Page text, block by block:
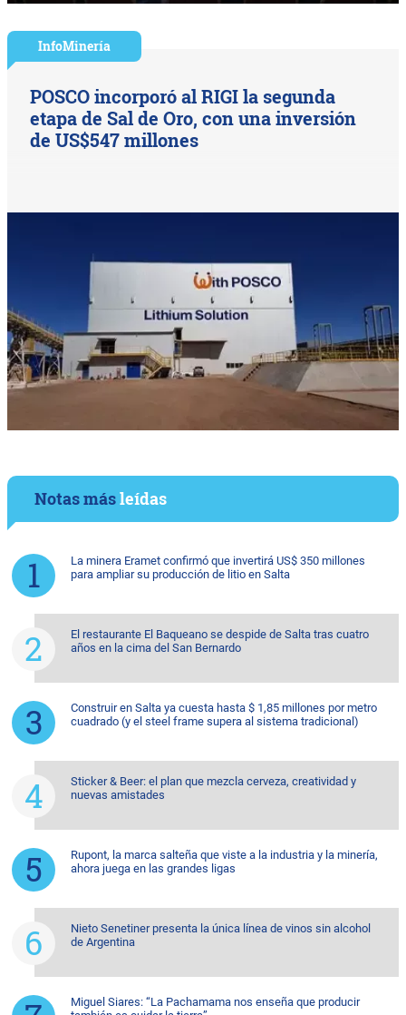
InfoMinería
POSCO incorporó al RIGI la segunda
etapa de Sal de Oro, con una inversión
de US$547 millones
Notas másleídas
La minera Eramet confirmó que invertirá US$ 350 millones
para ampliar su producción de litio en Salta
El restaurante El Baqueano se despide de Salta tras cuatro
años en la cima del San Bernardo
Construir en Salta ya cuesta hasta $ 1,85 millones por metro
cuadrado (y el steel frame supera al sistema tradicional)
Sticker & Beer: el plan que mezcla cerveza, creatividad y
nuevas amistades
Rupont, la marca salteña que viste a la industria y la minería,
ahora juega en las grandes ligas
Nieto Senetiner presenta la única línea de vinos sin alcohol
de Argentina
Miguel Siares: “La Pachamama nos enseña que producir